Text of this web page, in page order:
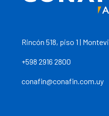
Rincón 518, piso 1 |
+598 2916 2800
conafin@conafin.com.uy